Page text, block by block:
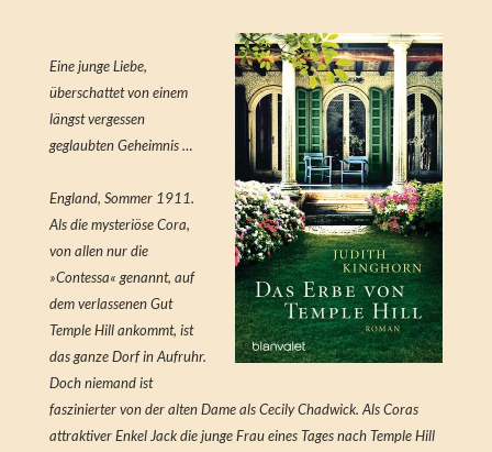
Eine junge Liebe,
überschattet von einem
längst vergessen
geglaubten Geheimnis …
England, Sommer 1911.
Als die mysteriöse Cora,
von allen nur die
»Contessa« genannt, auf
dem verlassenen Gut
Temple Hill ankommt, ist
das ganze Dorf in Aufruhr.
Doch niemand ist
faszinierter von der alten Dame als Cecily Chadwick. Als Coras
attraktiver Enkel Jack die junge Frau eines Tages nach Temple Hill